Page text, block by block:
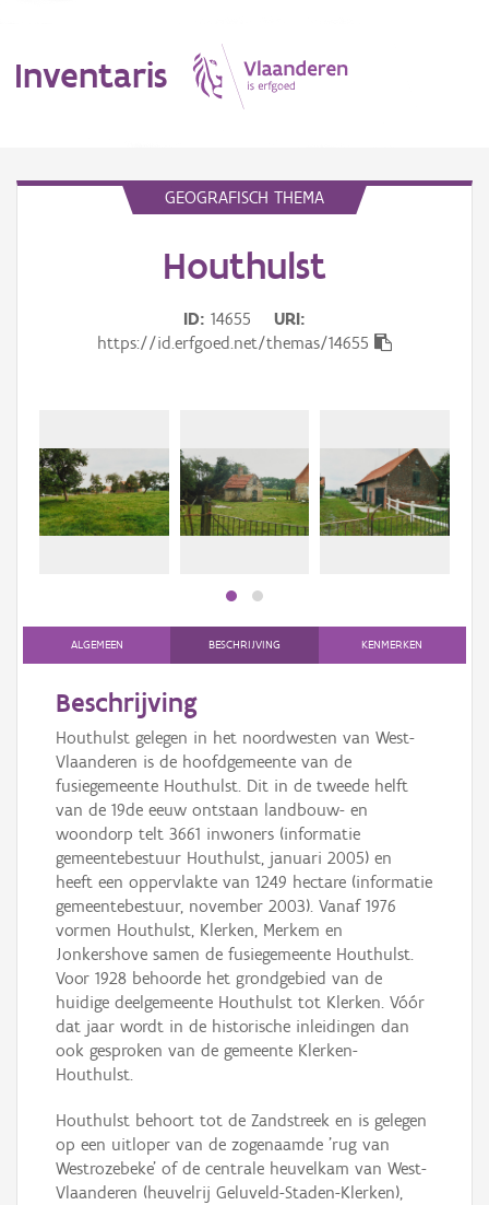
Inventaris
Gebeurtenis
Persoon of collectief
Aanmelden
GEOGRAFISCH THEMA
Houthulst
ID 14655
URI
https://id.erfgoed.net/themas/14655
ALGEMEEN BESCHRIJVING KENMERKEN
Beschrijving
Houthulst gelegen in het noordwesten van West-
Vlaanderen is de hoofdgemeente van de
fusiegemeente Houthulst. Dit in de tweede helft
van de 19de eeuw ontstaan landbouw- en
woondorp telt 3661 inwoners (informatie
gemeentebestuur Houthulst, januari 2005) en
heeft een oppervlakte van 1249 hectare (informatie
gemeentebestuur, november 2003). Vanaf 1976
vormen Houthulst, Klerken, Merkem en
Jonkershove samen de fusiegemeente Houthulst.
Voor 1928 behoorde het grondgebied van de
huidige deelgemeente Houthulst tot Klerken. Vóór
dat jaar wordt in de historische inleidingen dan
ook gesproken van de gemeente Klerken-
Houthulst.
Houthulst behoort tot de Zandstreek en is gelegen
op een uitloper van de zogenaamde 'rug van
Westrozebeke' of de centrale heuvelkam van West-
Vlaanderen (heuvelrij Geluveld-Staden-Klerken),